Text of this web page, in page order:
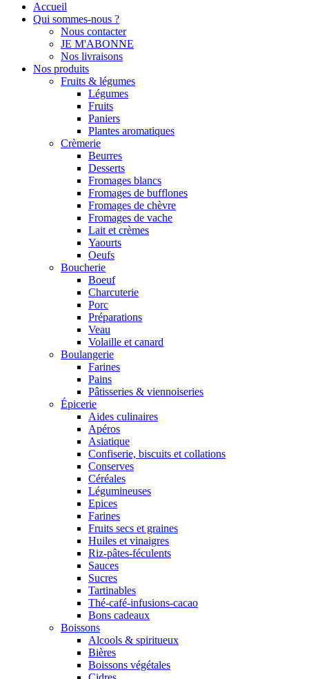
Accueil
Qui sommes-nous ?
Nous contacter
JE M'ABONNE
Nos livraisons
Nos produits
Fruits & légumes
Légumes
Fruits
Paniers
Plantes aromatiques
Crèmerie
Beurres
Desserts
Fromages blancs
Fromages de bufflones
Fromages de chèvre
Fromages de vache
Lait et crèmes
Yaourts
Oeufs
Boucherie
Boeuf
Charcuterie
Porc
Préparations
Veau
Volaille et canard
Boulangerie
Farines
Pains
Pâtisseries & viennoiseries
Épicerie
Aides culinaires
Apéros
Asiatique
Confiserie, biscuits et collations
Conserves
Céréales
Légumineuses
Epices
Farines
Fruits secs et graines
Huiles et vinaigres
Riz-pâtes-féculents
Sauces
Sucres
Tartinables
Thé-café-infusions-cacao
Bons cadeaux
Boissons
Alcools & spiritueux
Bières
Boissons végétales